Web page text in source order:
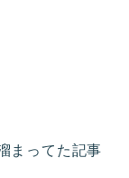
まってた記事